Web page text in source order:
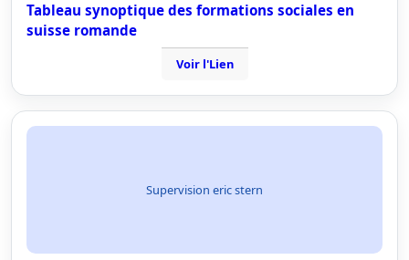
Tableau synoptique des formations sociales en
suisse romande
Voir l'Lien
Supervision eric stern